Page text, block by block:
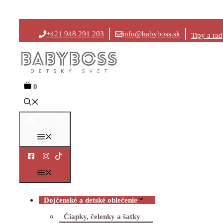
na
obsah
+421 948 291 203 info@babyboss.sk Tipy a
0
Dojčenské a detské oblečenie
Čiapky, čelenky a šatky